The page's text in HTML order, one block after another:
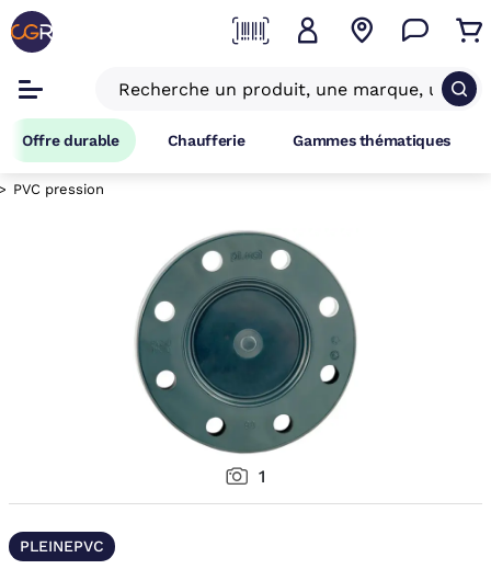
Offre durable Chaufferie Gammes thématiques
PVC pression
1
PLEINEPVC